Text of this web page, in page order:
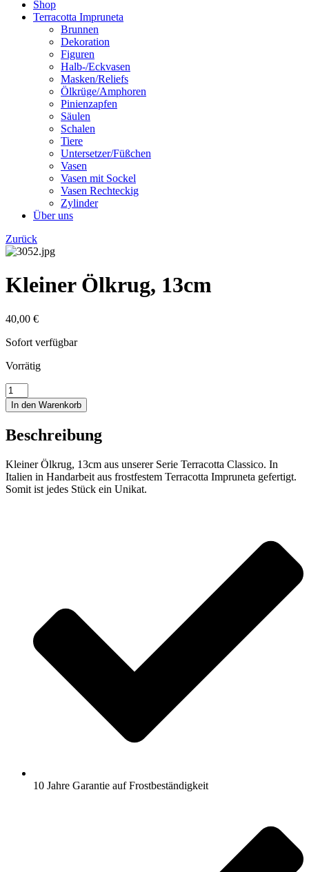
Shop
Terracotta Impruneta
Brunnen
Dekoration
Figuren
Halb-/Eckvasen
Masken/Reliefs
Ölkrüge/Amphoren
Pinienzapfen
Säulen
Schalen
Tiere
Untersetzer/Füßchen
Vasen
Vasen mit Sockel
Vasen Rechteckig
Zylinder
Über uns
Zurück
Kleiner Ölkrug, 13cm
40,00 €
Sofort verfügbar
Vorrätig
Kleiner
Ölkrug,
13cm
In den Warenkorb
Beschreibung
Kleiner Ölkrug, 13cm aus unserer Serie Terracotta Classico. In
Italien in Handarbeit aus frostfestem Terracotta Impruneta gefertigt.
Somit ist jedes Stück ein Unikat.
10 Jahre Garantie auf Frostbeständigkeit